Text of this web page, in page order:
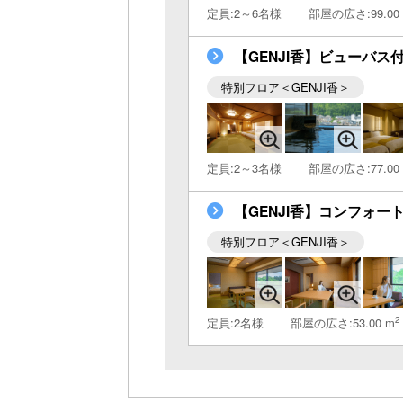
定員:2～6名様 部屋の広さ:99.00
【GENJI香】ビューバス
特別フロア＜GENJI香＞
定員:2～3名様 部屋の広さ:77.00
【GENJI香】コンフォー
特別フロア＜GENJI香＞
定員:2名様 部屋の広さ:53.00 m2